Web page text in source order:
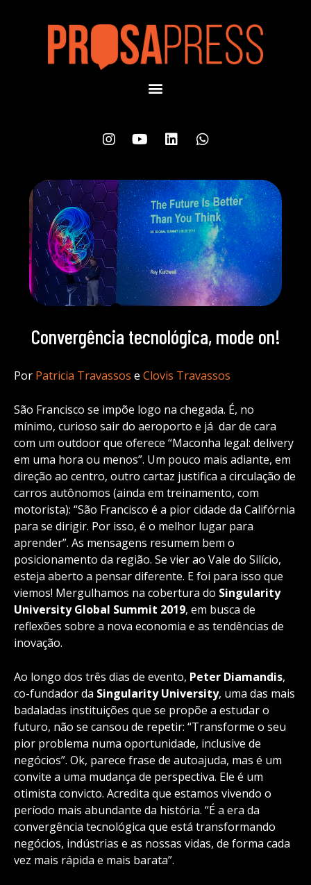
Convergência tecnológica, mode on!
Por Patricia Travassos e Clovis Travassos
São Francisco se impõe logo na chegada. É, no
mínimo, curioso sair do aeroporto e já dar de cara
com um outdoor que oferece “Maconha legal: delivery
em uma hora ou menos”. Um pouco mais adiante, em
direção ao centro, outro cartaz justifica a circulação de
carros autônomos (ainda em treinamento, com
motorista): “São Francisco é a pior cidade da Califórnia
para se dirigir. Por isso, é o melhor lugar para
aprender”. As mensagens resumem bem o
posicionamento da região. Se vier ao Vale do Silício,
esteja aberto a pensar diferente. E foi para isso que
viemos! Mergulhamos na cobertura do Singularity
University Global Summit 2019, em busca de
reflexões sobre a nova economia e as tendências de
inovação.
Ao longo dos três dias de evento, Peter Diamandis,
co-fundador da Singularity University, uma das mais
badaladas instituições que se propõe a estudar o
futuro, não se cansou de repetir: “Transforme o seu
pior problema numa oportunidade, inclusive de
negócios”. Ok, parece frase de autoajuda, mas é um
convite a uma mudança de perspectiva. Ele é um
otimista convicto. Acredita que estamos vivendo o
período mais abundante da história. “É a era da
convergência tecnológica que está transformando
negócios, indústrias e as nossas vidas, de forma cada
vez mais rápida e mais barata”.